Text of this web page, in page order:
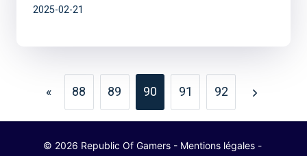
2025-02-21
PAGE
NAVIGATION
« 88 89 90 91
92
© 2026 Republic Of Gamers - Mentions légales-